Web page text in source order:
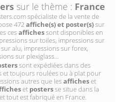
sur le thème : France
spécialiste de la vente de
472affiche(s) et poster(s)sur
cesaffichessont disponibles en
sur toiles, impressions sur
alu, impressions sur forex,
sur plexiglass...
sont expédiées dans des
et toujours roulées ou à plat pour
autres que lesafficheset
et postersse situe dans la
tout est fabriqué en France.